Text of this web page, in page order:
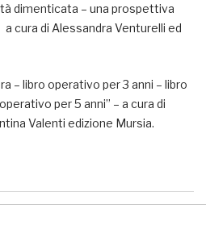
dimenticata – una prospettiva
cura di Alessandra Venturelli ed
– libro operativo per3 anni – libro
per5 anni” – a cura di
Valenti edizione Mursia.